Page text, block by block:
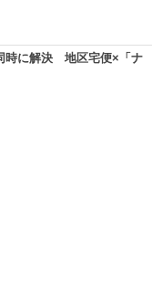
時に解決 地区宅便×「ナ